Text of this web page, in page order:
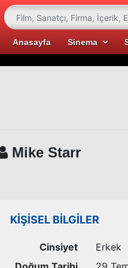
Anasayfa Sinema
Mike Starr
KİŞİSEL BİLGİLER
Cinsiyet
Erkek